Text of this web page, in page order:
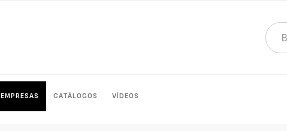
EMPRESAS CATÁLOGOS VÍDEOS